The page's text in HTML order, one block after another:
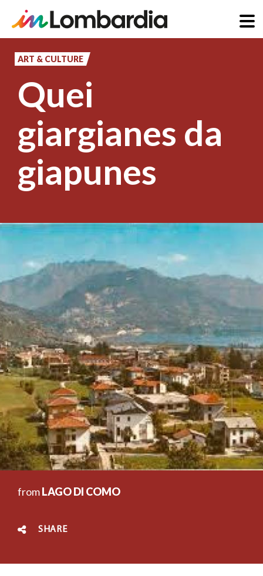
content
ART & CULTURE
Quei
giargianes da
giapunes
fromLAGO DI COMO
SHARE